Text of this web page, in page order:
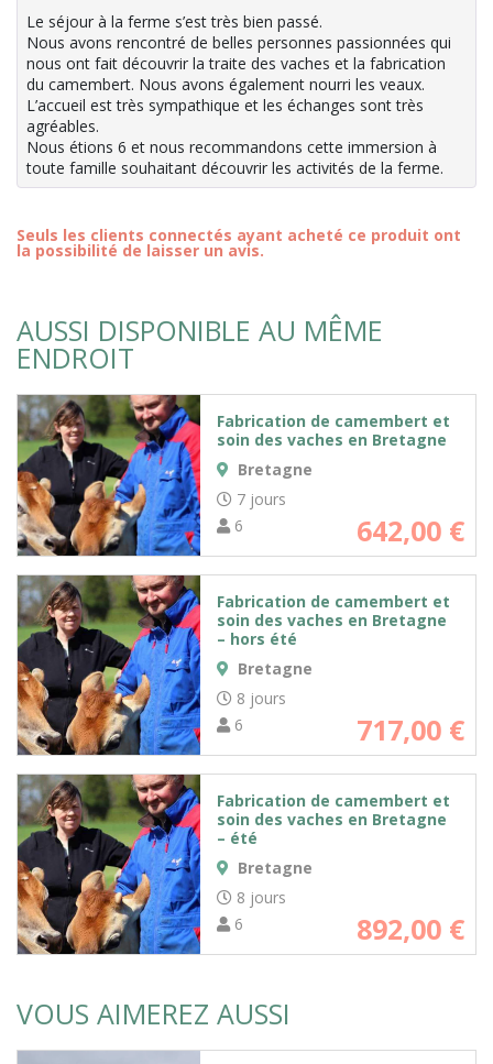
Le séjour à la ferme s’est très bien passé.
Nous avons rencontré de belles personnes passionnées qui
nous ont fait découvrir la traite des vaches et la fabrication
du camembert. Nous avons également nourri les veaux.
L’accueil est très sympathique et les échanges sont très
agréables.
Nous étions 6 et nous recommandons cette immersion à
toute famille souhaitant découvrir les activités de la ferme.
Seuls les clients connectés ayant acheté ce produit ont
la possibilité de laisser un avis.
AUSSI DISPONIBLE AU MÊME
ENDROIT
Fabrication de camembert et
soin des vaches en Bretagne
Bretagne
7 jours
6
642,00 €
Fabrication de camembert et
soin des vaches en Bretagne
– hors été
Bretagne
8 jours
6
717,00 €
Fabrication de camembert et
soin des vaches en Bretagne
– été
Bretagne
8 jours
6
892,00 €
VOUS AIMEREZ AUSSI